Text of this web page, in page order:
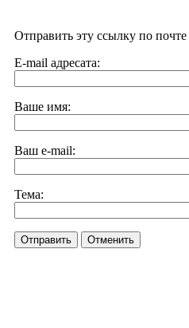
Отправить эту ссылку по почте
E-mail адресата:
Ваше имя:
Ваш e-mail:
Тема:
Отправить Отменить